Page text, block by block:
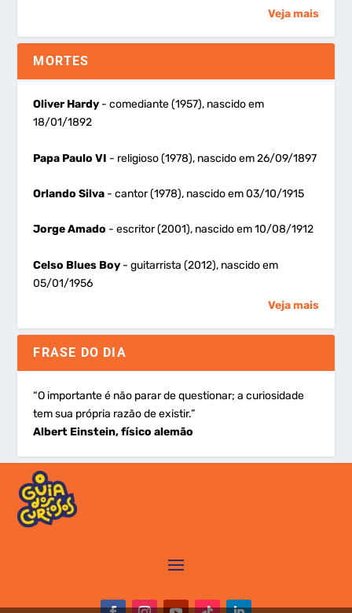
Veja mais
MORTES
Oliver Hardy - comediante (1957), nascido em
18/01/1892
Papa Paulo VI - religioso (1978), nascido em 26/09/1897
Orlando Silva - cantor (1978), nascido em 03/10/1915
Jorge Amado - escritor (2001), nascido em 10/08/1912
Celso Blues Boy - guitarrista (2012), nascido em
05/01/1956
Veja mais
FRASE DO DIA
“O importante é não parar de questionar; a curiosidade
tem sua própria razão de existir.”
Albert Einstein, físico alemão